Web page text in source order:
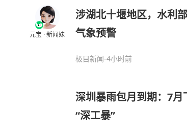
元宝 · 新闻妹
涉湖北十堰地区，水利
气象预警
极目新闻-4小时前
深圳暴雨包月到期：7
“深工暴”